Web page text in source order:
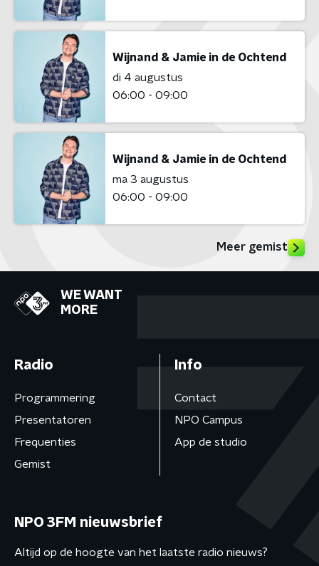
Wijnand & Jamie in de Ochtend
di 4 augustus
06:00 - 09:00
Wijnand & Jamie in de Ochtend
ma 3 augustus
06:00 - 09:00
Meer gemist
WE WANT
MORE
Radio
Programmering
Presentatoren
Frequenties
Gemist
Info
Contact
NPO Campus
App de studio
NPO 3FM nieuwsbrief
Altijd op de hoogte van het laatste radio nieuws?